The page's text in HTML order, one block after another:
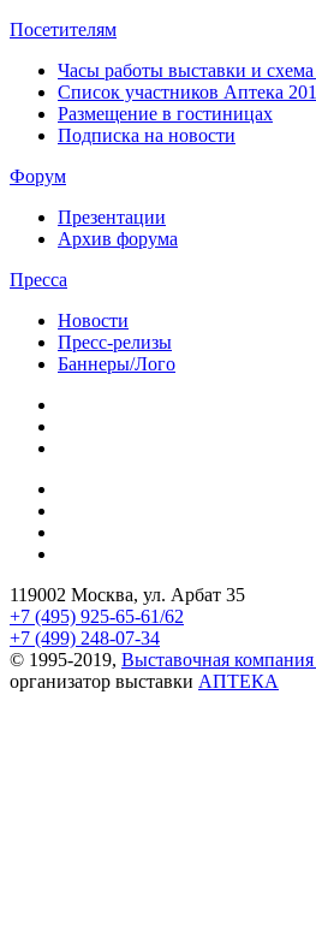
Посетителям
Часы работы выставки и схема
Список участников Аптека
Размещение в гостиницах
Подписка на новости
Форум
Презентации
Архив форума
Пресса
Новости
Пресс-релизы
Баннеры/Лого
119002 Москва, ул. Арбат 35
+7 (495) 925-65-61/62
+7 (499) 248-07-34
© 1995-2019, Выставочная
организатор выставки АПТЕКА